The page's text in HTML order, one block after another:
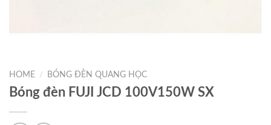
HOME / BÓNG ĐÈN QUANG HỌC
Bóng đèn FUJI JCD 100V150W SX